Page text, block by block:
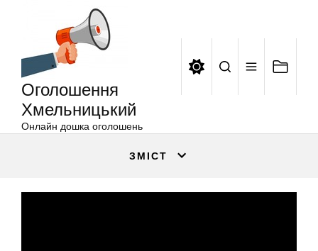
Оголошення
Хмельницький
Онлайн дошка оголошень
ЗМІСТ